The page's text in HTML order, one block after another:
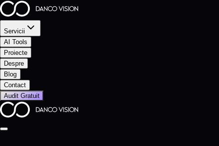
Servicii
AI Tools
Proiecte
Despre
Blog
Contact
Audit Gratuit